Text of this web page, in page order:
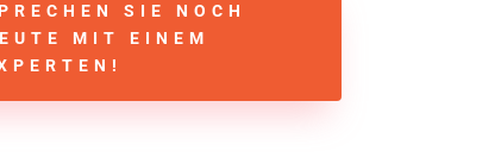
SIE NOCH
MIT EINEM